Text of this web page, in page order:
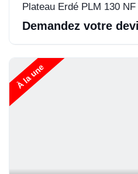
Plateau Erdé PLM 130 NF
Demandez votre
À la une